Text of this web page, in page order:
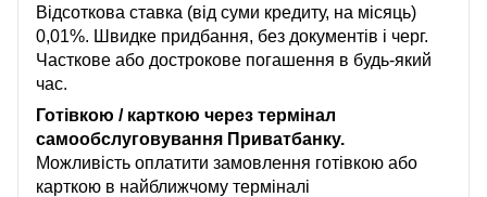
Відсоткова ставка (від суми кредиту, на місяць)
0,01%. Швидке придбання, без документів і черг.
Часткове або дострокове погашення в будь-який
час.
Готівкою / карткою через термінал
самообслуговування Приватбанку.
Можливість оплатити замовлення готівкою або
карткою в найближчому терміналі